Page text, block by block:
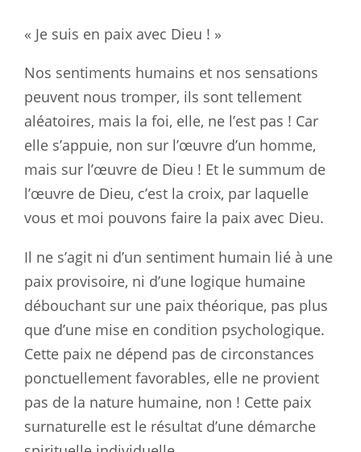
« Je suis en paix avec Dieu ! »
Nos sentiments humains et nos sensations
peuvent nous tromper, ils sont tellement
aléatoires, mais la foi, elle, ne l’est pas ! Car
elle s’appuie, non sur l’œuvre d’un homme,
mais sur l’œuvre de Dieu ! Et le summum de
l’œuvre de Dieu, c’est la croix, par laquelle
vous et moi pouvons faire la paix avec Dieu.
Il ne s’agit ni d’un sentiment humain lié à une
paix provisoire, ni d’une logique humaine
débouchant sur une paix théorique, pas plus
que d’une mise en condition psychologique.
Cette paix ne dépend pas de circonstances
ponctuellement favorables, elle ne provient
pas de la nature humaine, non ! Cette paix
surnaturelle est le résultat d’une démarche